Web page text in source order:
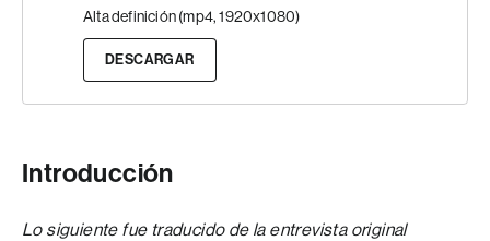
Alta definición (mp4, 1920x1080)
DESCARGAR
Introducción
Lo siguiente fue traducido de la entrevista original